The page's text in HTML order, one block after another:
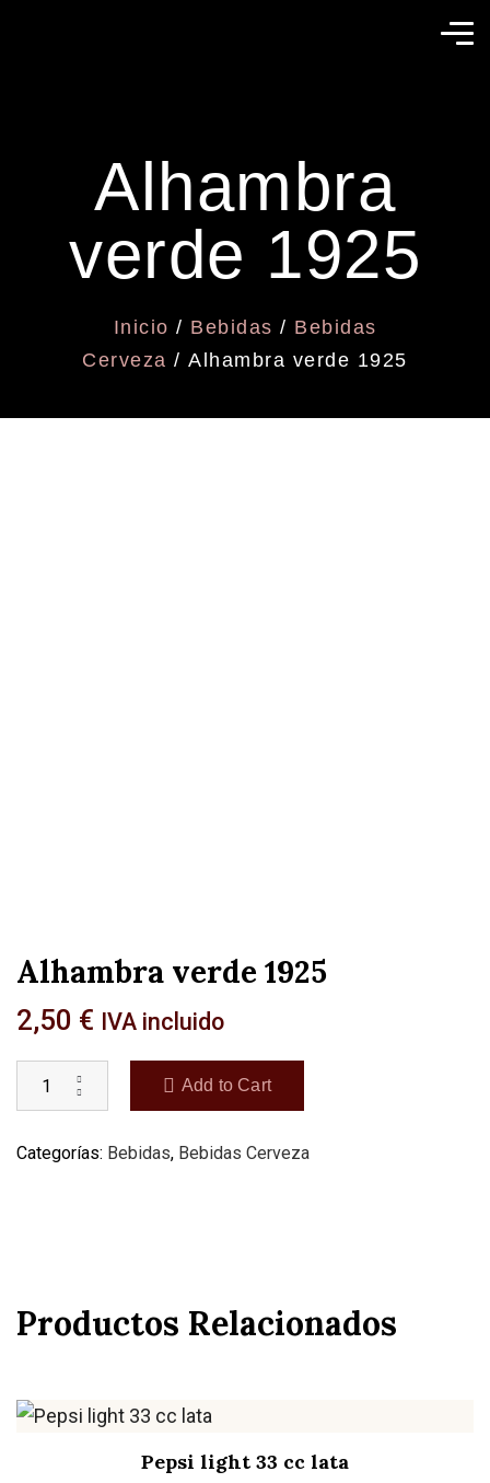
Alhambra
verde 1925
Inicio / Bebidas / Bebidas
Cerveza / Alhambra verde 1925
Alhambra verde 1925
2,50 € IVA incluido
Add to Cart
Categorías: Bebidas, Bebidas Cerveza
Productos Relacionados
Pepsi light 33 cc lata